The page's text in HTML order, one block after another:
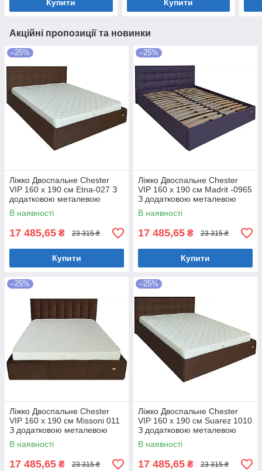
Купити Купити
Акційні пропозиції та новинки
–25%
Ліжко Двоспальне Chester
VIP 160 х 190 см Etna-027 З
додатковою металевою
цільнозварною рамою
Коричневий
В наявності
17 485,65 ₴ 23 315 ₴
Купити
–25%
Ліжко Двоспальне Chester
VIP 160 х 190 см Madrit -0965
З додатковою металевою
цільнозварною рамою
Фіолетовий
В наявності
17 485,65 ₴ 23 315 ₴
Купити
–25%
Ліжко Двоспальне Chester
VIP 160 х 190 см Missoni 011
З додатковою металевою
цільнозварною рамою
Темно-коричневий
В наявності
17 485,65 ₴ 23 315 ₴
–25%
Ліжко Двоспальне Chester
VIP 160 х 190 см Suarez 1010
З додатковою металевою
цільнозварною рамою
Коричневий
В наявності
17 485,65 ₴ 23 315 ₴